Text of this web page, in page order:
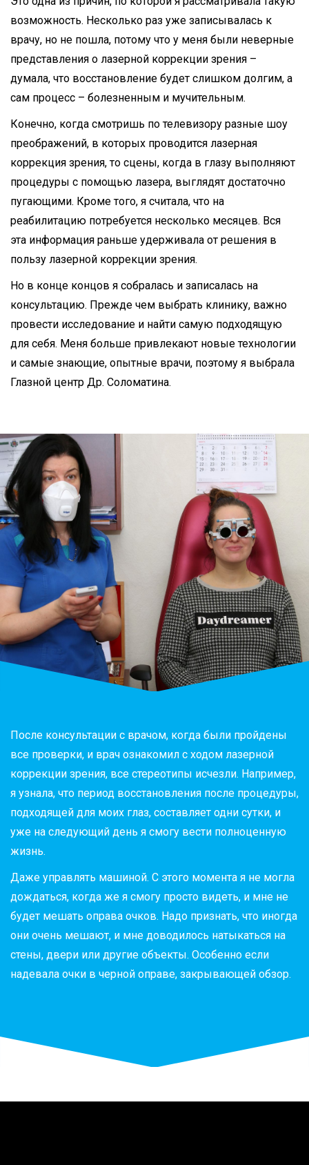
возможность. Несколько раз уже записывалась к
врачу, но не пошла, потому что у меня были неверные
представления о лазерной коррекции зрения –
думала, что восстановление будет слишком долгим, а
сам процесс – болезненным и мучительным.
Конечно, когда смотришь по телевизору разные шоу
преображений, в которых проводится лазерная
коррекция зрения, то сцены, когда в глазу выполняют
процедуры с помощью лазера, выглядят достаточно
пугающими. Кроме того, я считала, что на
реабилитацию потребуется несколько месяцев. Вся
эта информация раньше удерживала от решения в
пользу лазерной коррекции зрения.
Но в конце концов я собралась и записалась на
консультацию. Прежде чем выбрать клинику, важно
провести исследование и найти самую подходящую
для себя. Меня больше привлекают новые технологии
и самые знающие, опытные врачи, поэтому я выбрала
Глазной центр Др. Соломатина.
После консультации с врачом, когда были пройдены
все проверки, и врач ознакомил с ходом лазерной
коррекции зрения, все стереотипы исчезли. Например,
я узнала, что период восстановления после процедуры,
подходящей для моих глаз, составляет одни сутки, и
уже на следующий день я смогу вести полноценную
жизнь.
Даже управлять машиной. С этого момента я не могла
дождаться, когда же я смогу просто видеть, и мне не
будет мешать оправа очков. Надо признать, что иногда
они очень мешают, и мне доводилось натыкаться на
стены, двери или другие объекты. Особенно если
надевала очки в черной оправе, закрывающей обзор.